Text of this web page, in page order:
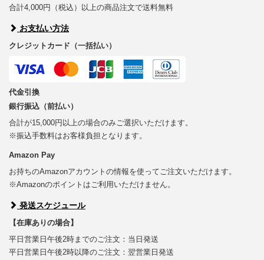
合計4,000円（税込）以上の商品注文で送料無料
お支払い方法
クレジットカード（一括払い）
代金引換
銀行振込（前払い）
合計が15,000円以上の場合のみご選択いただけます。
※振込手数料はお客様負担となります。
Amazon Pay
お持ちのAmazonアカウントの情報を使ってご注文いただけます。
※Amazonのポイントはご利用いただけません。
発送スケジュール
【在庫ありの場合】
平日営業日午後2時までのご注文：当日発送
平日営業日午後2時以降のご注文：翌営業日発送